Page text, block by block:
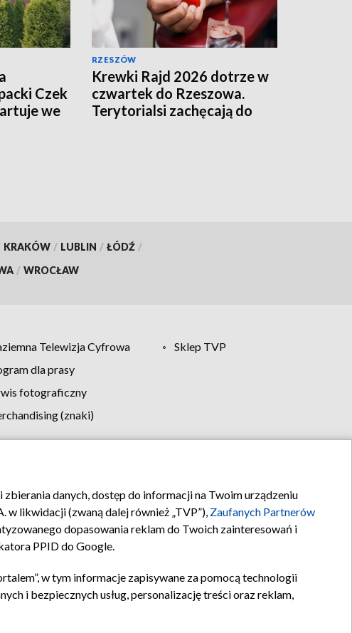
Czek
we
RZESZÓW
Krewki Rajd 2026 dotrze w
czwartek do Rzeszowa.
Terytorialsi zachęcają do
KRAKÓW / LUBLIN / ŁÓDŹ /
/ WROCŁAW
Telewizja Cyfrowa
Sklep TVP
dla prasy
fotograficzny
(znaki)
reklamy Kontakt
danych, dostęp do informacji na Twoim urządzeniu
w likwidacji (zwaną dalej również „TVP”), Zaufanych Partnerów
dopasowania reklam do Twoich zainteresowań i
PPID do Google.
w tym informacje zapisywane za pomocą technologii
i bezpiecznych usług, personalizację treści oraz reklam,